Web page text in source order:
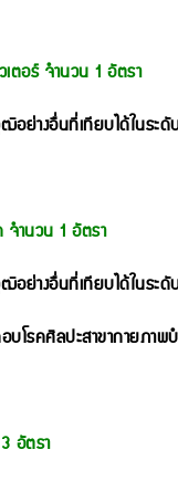
ตอร์ จำนวน 1 อัตรา
งอื่นที่เทียบได้ในระดับ
ำนวน 1 อัตรา
งอื่นที่เทียบได้ในระดับ
โรคศิลปะสาขากายภา
อัตรา